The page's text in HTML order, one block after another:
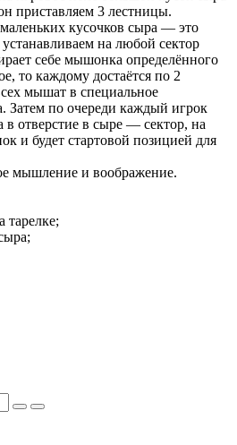
приставляем 3 лестницы.
кусочков сыра — это
на любой сектор
себе мышонка определённого
то каждому достаётся по 2
мышат в специальное
Затем по очереди каждый игрок
отверстие в сыре — сектор, на
и будет стартовой позицией для
мышление и воображение.
тарелке;